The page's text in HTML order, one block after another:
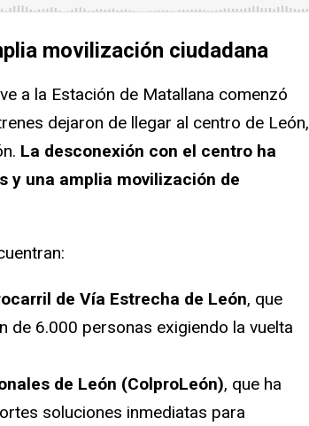
movilización ciudadana
a la Estación de Matallana comenzó
dejaron de llegar al centro de León,
La desconexión con el centro ha
y una amplia movilización de
de Vía Estrecha de León, que
de 6.000 personas exigiendo la vuelta
de León (ColproLeón), que ha
soluciones inmediatas para